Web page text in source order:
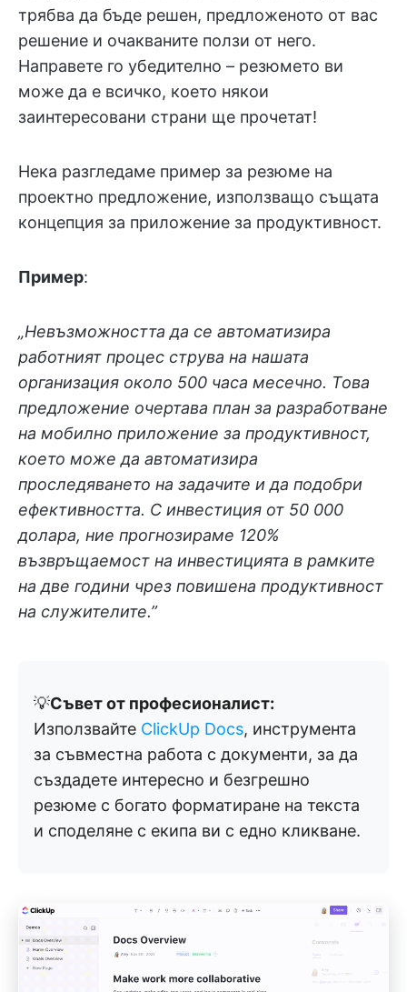
трябва да бъде решен, предложеното от вас
решение и очакваните ползи от него.
Направете го убедително – резюмето ви
може да е всичко, което някои
заинтересовани страни ще прочетат!
Нека разгледаме пример за резюме на
проектно предложение, използващо същата
концепция за приложение за продуктивност.
Пример:
„Невъзможността да се автоматизира
работният процес струва на нашата
организация около 500 часа месечно. Това
предложение очертава план за разработване
на мобилно приложение за продуктивност,
което може да автоматизира
проследяването на задачите и да подобри
ефективността. С инвестиция от 50 000
долара, ние прогнозираме 120%
възвръщаемост на инвестицията в рамките
на две години чрез повишена продуктивност
на служителите.”
💡Съвет от професионалист:
Използвайте ClickUp Docs, инструмента
за съвместна работа с документи, за да
създадете интересно и безгрешно
резюме с богато форматиране на текста
и споделяне с екипа ви с едно кликване.